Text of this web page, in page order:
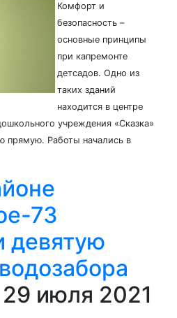
Комфорт и
безопасность –
основные принципы
при капремонте
детсадов. Одно из
таких зданий
находится в центре
учреждения «Сказка»
прямую. Работы начались в
73
девятую
июля 2021